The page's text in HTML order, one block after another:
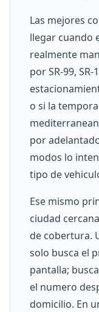
Las mejores
llegar cuando
realmente
por SR-99, SR-
o si la
por
modos lo
tipo de
Ese mismo
ciudad
de cobertura.
solo busca el
pantalla;
el numero
domicilio. En